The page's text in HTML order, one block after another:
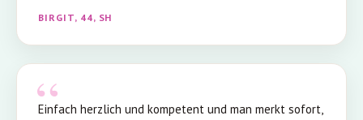
BIRGIT, 44, SH
Einfach herzlich und kompetent und man merkt sofort,